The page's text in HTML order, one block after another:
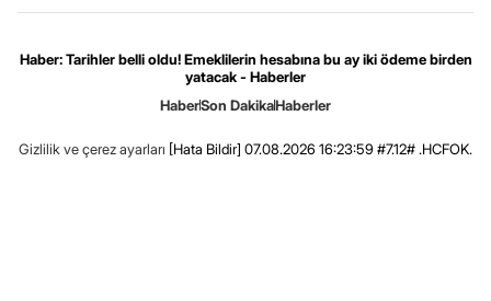
Haber: Tarihler belli oldu! Emeklilerin hesabına bu ay iki ödeme birden
yatacak - Haberler
HaberSon DakikaHaberler
Gizlilik ve çerez ayarları [Hata Bildir] 07.08.2026 16:23:59 #7.12# .HCFOK.